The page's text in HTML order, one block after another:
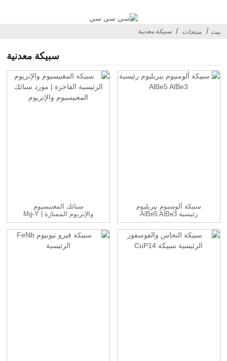
بيت منتجات سبيكة معدنية
سبيكة معدنية
سبائك المغنيسيوم
والإتريوم الممتازة | Mg-Y
A...
سبيكة ألومنيوم بيريليوم
رئيسية AlBe5 AlBe3